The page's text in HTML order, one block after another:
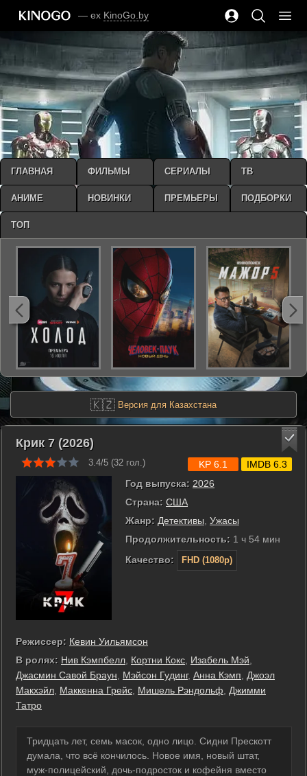
— ex KinoGo.by
🇰🇿 Версия для Казахстана
Крик 7 (2026)
3.4/5 (32 гол.)
Год выпуска: 2026
Страна: США
Жанр: Детективы Ужасы
Продолжительность: 1 ч 54 мин
Качество:
FHD (1080p)
KP 6.1 IMDB 6.3
Режиссер: Кевин Уильямсон
В ролях: Нив Кэмпбелл Кортни Кокс Изабель Мэй
Джасмин Савой Браун
Мэйсон Гудинг, Анна Кэмп
Джоэл
Макхэйл Маккенна Грейс Мишель Рэндольф
Джимми
Татро
Тридцать лет, семь масок, одно лицо. Сидни Прескотт
думала, что всё кончилось. Новое имя, новый штат,
муж-полицейский, дочь-подросток и кофейня вместо
ГЛАВНАЯ ФИЛЬМЫ СЕРИАЛЫ ТВ
АНИМЕ НОВИНКИ ПРЕМЬЕРЫ ПОДБОРКИ
ТОП